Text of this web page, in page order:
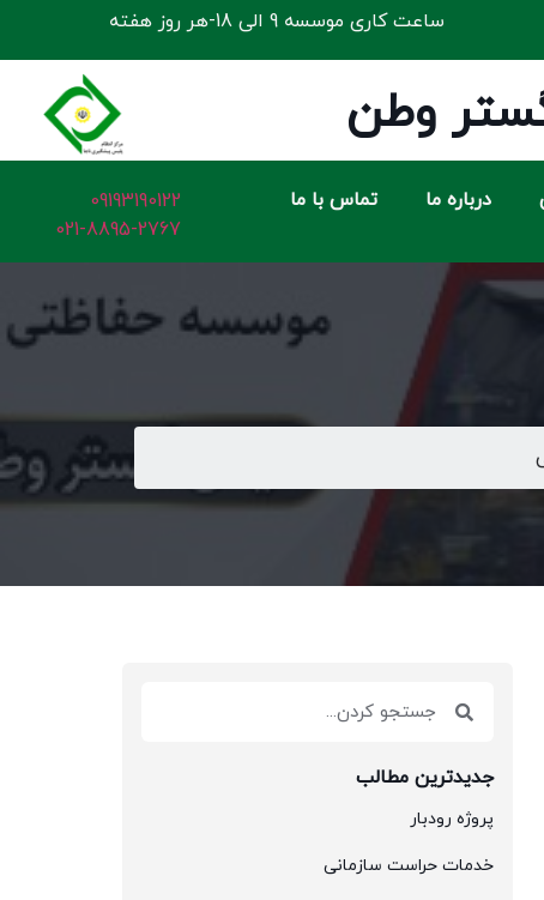
ساعت کاری موسسه 9 الی 18-هر روز هفته
وطن
درباره ما تماس با ما
09193190122
021-8895-2767
جدیدترین مطالب
پروژه رودبار
خدمات حراست سازمانی